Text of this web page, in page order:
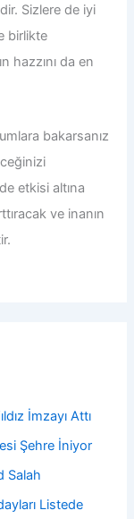
Sizlere de iyi
birlikte
hazzını da en
bakarsanız
etkisi altına
ve inanın
İmzayı Attı
Şehre İniyor
Salah
Listede